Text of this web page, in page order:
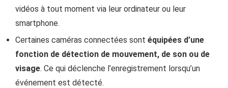
vidéos à tout moment via leur ordinateur ou leur
smartphone.
Certaines caméras connectées sont équipées d’une
fonction de détection de mouvement, de son ou de
visage. Ce qui déclenche l’enregistrement lorsqu’un
événement est détecté.